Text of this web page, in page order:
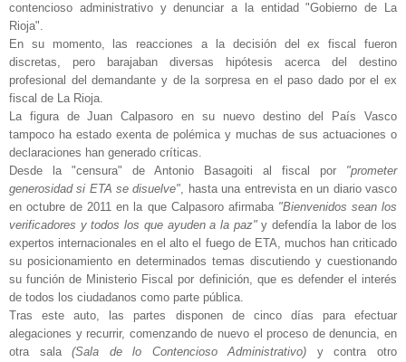
contencioso administrativo y denunciar a la entidad "Gobierno de La
Rioja".
En su momento, las reacciones a la decisión del ex fiscal fueron
discretas, pero barajaban diversas hipótesis acerca del destino
profesional del demandante y de la sorpresa en el paso dado por el ex
fiscal de La Rioja.
La figura de Juan Calpasoro en su nuevo destino del País Vasco
tampoco ha estado exenta de polémica y muchas de sus actuaciones o
declaraciones han generado críticas.
Desde la "censura" de Antonio Basagoiti al fiscal por "prometer
generosidad si ETA se disuelve", hasta una entrevista en un diario vasco
en octubre de 2011 en la que Calpasoro afirmaba"Bienvenidos sean los
verificadores y todos los que ayuden a la paz"y defendía la labor de los
expertos internacionales en el alto el fuego de ETA, muchos han criticado
su posicionamiento en determinados temas discutiendo y cuestionando
su función de Ministerio Fiscal por definición, que es defender el interés
de todos los ciudadanos como parte pública.
Tras este auto, las partes disponen de cinco días para efectuar
alegaciones y recurrir, comenzando de nuevo el proceso de denuncia, en
otra sala(Sala de lo Contencioso Administrativo) y contra otro